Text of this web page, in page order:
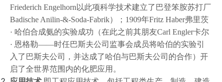
Friederich Engelhorn以此项科学技术建立了巴登笨胺苏打厂
Badische Anilin-&-Soda-Fabrik）；1909年Fritz Haber弗里茨
· 哈伯合成氨的实验成功（在此之前其朋友Carl Engler卡尔
· 恩格勒——时任巴斯夫公司监事会成员将哈伯的实验引
入了巴斯夫公司，并达成了哈伯与巴斯夫公司的合作）开
启了全世界范围内的化肥应用。